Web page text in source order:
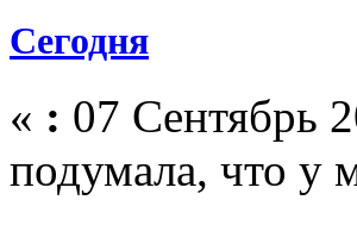
Сегодня
« : 07 Сентябрь
подумала, что у